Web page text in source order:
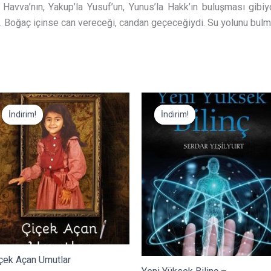
Yakup’la Yusuf’un, Yunus’la Hakk’ın
Boğaç içinse can vereceği, candan geçeceğiydi. Su yolunu
İndirim!
İndirim!
Açan Umutlar
İndirim!
İndirim!